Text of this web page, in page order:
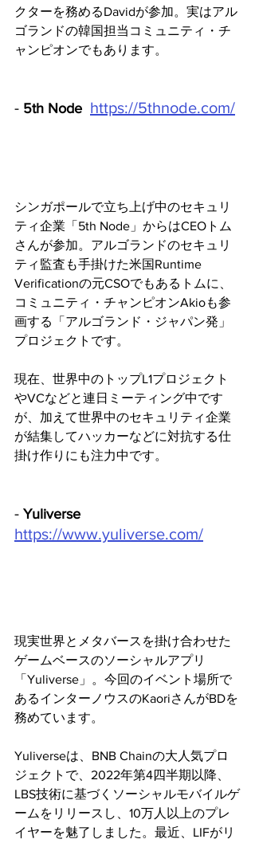
クターを務めるDavidが参加。実はアル
ゴランドの韓国担当コミュニティ・チ
ャンピオンでもあります。
- 5th Node https://5thnode.com/
シンガポールで立ち上げ中のセキュリ
ティ企業「5th Node」からはCEOトム
さんが参加。アルゴランドのセキュリ
ティ監査も手掛けた米国Runtime
Verificationの元CSOでもあるトムに、
コミュニティ・チャンピオンAkioも参
画する「アルゴランド・ジャパン発」
プロジェクトです。
現在、世界中のトップL1プロジェクト
やVCなどと連日ミーティング中です
が、加えて世界中のセキュリティ企業
が結集してハッカーなどに対抗する仕
掛け作りにも注力中です。
- Yuliverse
https://www.yuliverse.com/
現実世界とメタバースを掛け合わせた
ゲームベースのソーシャルアプリ
「Yuliverse」。今回のイベント場所で
あるインターノウスのKaoriさんがBDを
務めています。
Yuliverseは、BNB Chainの大人気プロ
ジェクトで、2022年第4四半期以降、
LBS技術に基づくソーシャルモバイルゲ
ームをリリースし、10万人以上のプレ
イヤーを魅了しました。最近、LIFがリ